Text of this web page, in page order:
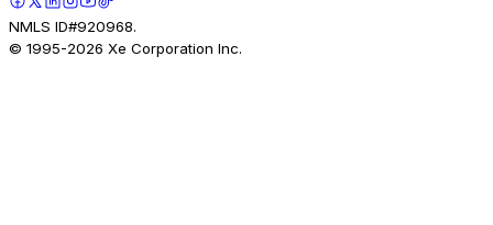
NMLS ID#920968.
© 1995-2026 Xe Corporation Inc.